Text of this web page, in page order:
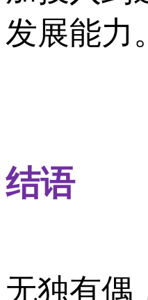
发展能力。
结语
无独有偶